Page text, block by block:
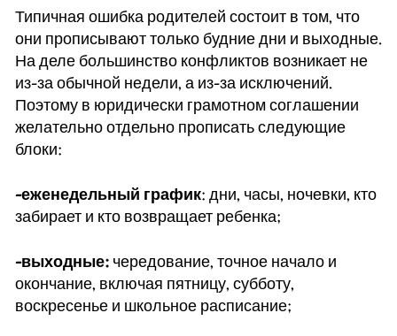
Типичная ошибка родителей состоит в том, что
они прописывают только будние дни и выходные.
На деле большинство конфликтов возникает не
из-за обычной недели, а из-за исключений.
Поэтому в юридически грамотном соглашении
желательно отдельно прописать следующие
блоки:
-еженедельный график: дни, часы, ночевки, кто
забирает и кто возвращает ребенка;
-выходные: чередование, точное начало и
окончание, включая пятницу, субботу,
воскресенье и школьное расписание;